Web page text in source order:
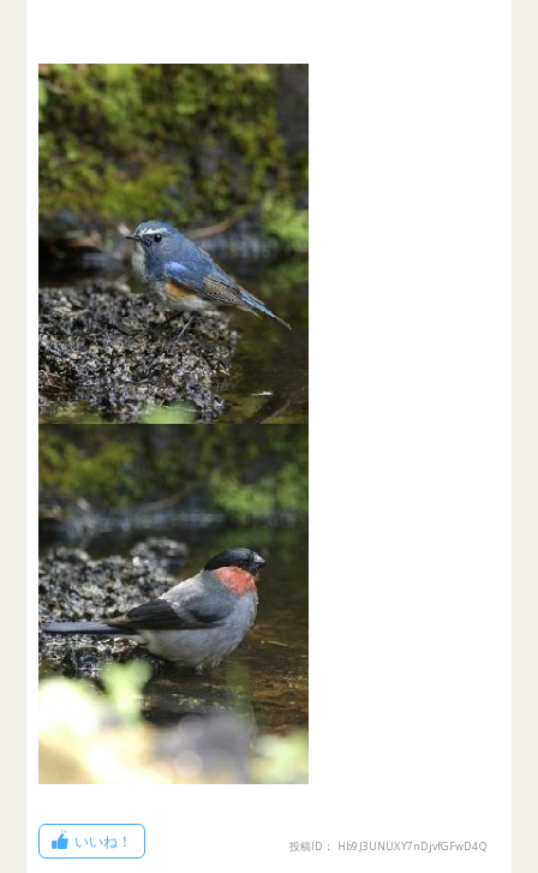
いいね！ 投稿ID： Hb9J3UNUXY7nDjvfGFwD4Q